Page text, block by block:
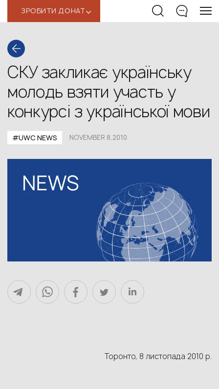
ЗРОБИТИ ДОНАТ‹
СКУ закликає українську
молодь взяти участь у
конкурсі з української мови
#UWC NEWS NOVEMBER 8,2010
Торонто, 8 листопада 2010 р.